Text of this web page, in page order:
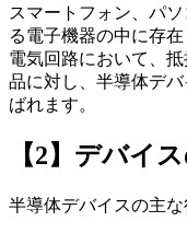
スマートフォン、パ
る電子機器の中に存在
電気回路において、
品に対し、半導体デ
ばれます。
【2】デバイ
半導体デバイスの主な